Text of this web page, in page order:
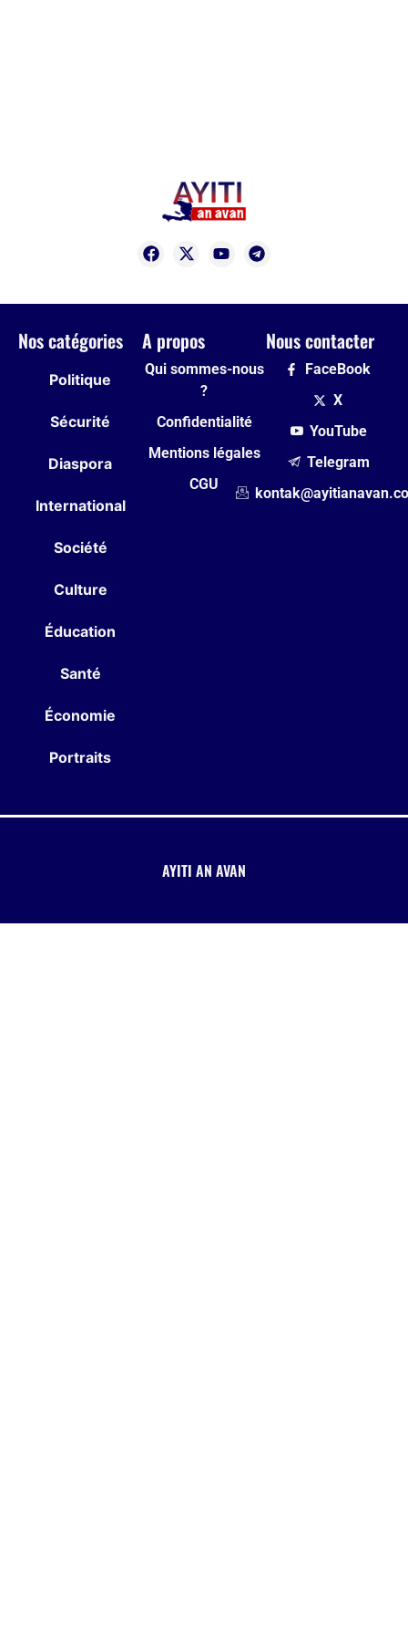
Nos catégories
Politique
Sécurité
Diaspora
International
Société
Culture
Éducation
Santé
Économie
Portraits
A propos
Qui sommes-nous
?
Confidentialité
Mentions légales
CGU
Nous contacter
FaceBook
X
YouTube
Telegram
AYITI AN AVAN